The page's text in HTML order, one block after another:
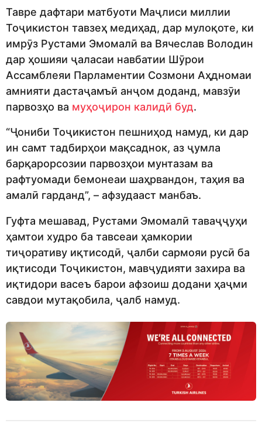
Тавре дафтари матбуоти Маҷлиси миллии
Тоҷикистон тавзеҳ медиҳад, дар мулоқоте, ки
имрӯз Рустами Эмомалӣ ва Вячеслав Володин
дар ҳошияи ҷаласаи навбатии Шӯрои
Ассамблеяи Парламентии Созмони Аҳдномаи
амнияти дастаҷамъӣ анҷом доданд, мавзӯи
парвозҳо ва муҳоҷирон калидӣ буд.
“Ҷониби Тоҷикистон пешниҳод намуд, ки дар
ин самт тадбирҳои мақсаднок, аз ҷумла
барқарорсозии парвозҳои мунтазам ва
рафтуомади бемонеаи шаҳрвандон, таҳия ва
амалӣ гарданд”, – афзудааст манбаъ.
Гуфта мешавад, Рустами Эмомалӣ таваҷҷуҳи
ҳамтои худро ба тавсеаи ҳамкории
тиҷоративу иқтисодӣ, ҷалби сармояи русӣ ба
иқтисоди Тоҷикистон, мавҷудияти захира ва
иқтидори васеъ барои афзоиш додани ҳаҷми
савдои мутақобила, ҷалб намуд.